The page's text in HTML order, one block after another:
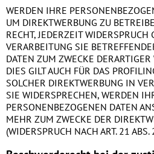
WERDEN IHRE
UM DIREKTWERBUNG ZU
RECHT, JEDERZEIT WIDERSPRUCH
VERARBEITUNG SIE
DATEN ZUM ZWECKE
DIES GILT AUCH FÜR DAS
SOLCHER DIREKTWERBUNG IN
SIE WIDERSPRECHEN, WERDEN
PERSONENBEZOGENEN DATEN
MEHR ZUM ZWECKE DER
(WIDERSPRUCH NACH ART. 21 ABS.